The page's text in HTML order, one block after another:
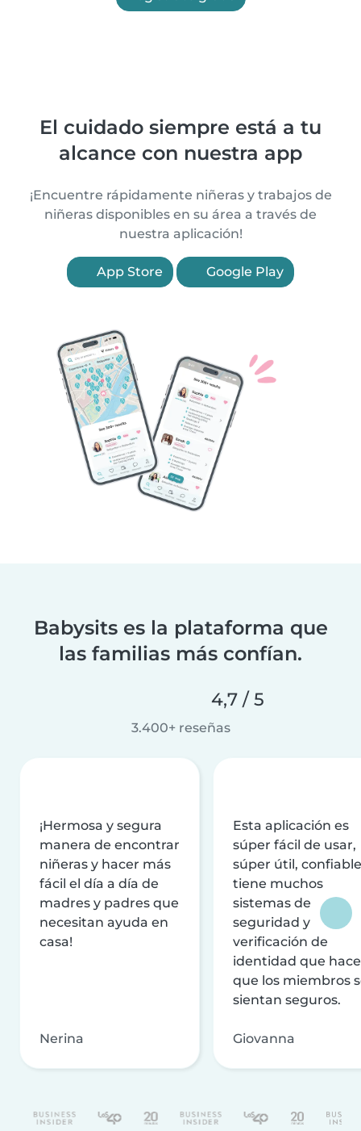
El cuidado siempre está a tu
alcance con nuestra app
¡Encuentre rápidamente niñeras y trabajos de
niñeras disponibles en su área a través de
nuestra aplicación!
App Store Google Play
Babysits es la plataforma que
las familias más confían.
4,7 / 5
3.400+ reseñas
¡Hermosa y segura
manera de encontrar
niñeras y hacer más
fácil el día a día de
madres y padres que
necesitan ayuda en
casa!
Nerina
Esta aplicación es
súper fácil de usar,
súper útil,
tiene muchos
sistemas de
seguridad y
verificación de
identidad que
que los miembros
sientan seguros.
Giovanna